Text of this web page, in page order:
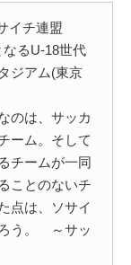
イチ連盟
るU-18世代
ジアム(東京
のは、サッカ
ーム。そして
チームが一同
ことのないチ
点は、ソサイ
う。 ～サッ